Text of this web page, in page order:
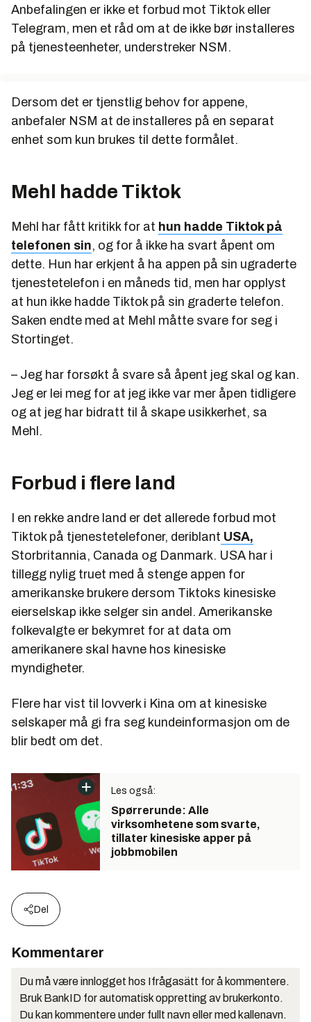
Anbefalingen er ikke et forbud mot Tiktok eller
Telegram, men et råd om at de ikke bør installeres
på tjenesteenheter, understreker NSM.
Dersom det er tjenstlig behov for appene,
anbefaler NSM at de installeres på en separat
enhet som kun brukes til dette formålet.
Mehl hadde Tiktok
Mehl har fått kritikk for at hun hadde Tiktok på
telefonen sin, og for å ikke ha svart åpent om
dette. Hun har erkjent å ha appen på sin ugraderte
tjenestetelefon i en måneds tid, men har opplyst
at hun ikke hadde Tiktok på sin graderte telefon.
Saken endte med at Mehl måtte svare for seg i
Stortinget.
– Jeg har forsøkt å svare så åpent jeg skal og kan.
Jeg er lei meg for at jeg ikke var mer åpen tidligere
og at jeg har bidratt til å skape usikkerhet, sa
Mehl.
Forbud i flere land
I en rekke andre land er det allerede forbud mot
Tiktok på tjenestetelefoner, deriblant USA,
Storbritannia, Canada og Danmark. USA har i
tillegg nylig truet med å stenge appen for
amerikanske brukere dersom Tiktoks kinesiske
eierselskap ikke selger sin andel. Amerikanske
folkevalgte er bekymret for at data om
amerikanere skal havne hos kinesiske
myndigheter.
Flere har vist til lovverk i Kina om at kinesiske
selskaper må gi fra seg kundeinformasjon om de
blir bedt om det.
Les også:
Spørrerunde: Alle
virksomhetene som svarte,
tillater kinesiske apper på
jobbmobilen
Del
Kommentarer
Du må være innlogget hos Ifrågasätt for å kommentere.
Bruk BankID for automatisk oppretting av brukerkonto.
Du kan kommentere under fullt navn eller med kallenavn.